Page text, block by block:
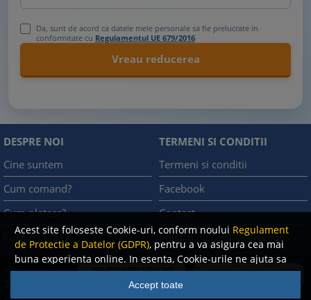
Acest site foloseste Cookie-uri, conform noului Regulament
de Protectie a Datelor (GDPR), pentru a va asigura cea mai
buna experienta online. In esenta, Cookie-urile ne ajuta sa
imbunatatim continutul de pe site, oferindu-va dvs.,
cititorul, o experienta online personalizata si mult mai
Accept toate
Da, sunt de acord ca datele mele personale sa fie prelucrate in
conformitate cu Regulamentul UE 679/2016
DESPRE NOI
Cine suntem
Cum comand?
Cum platesc?
Cum returnez
TERMENI SI CONDITII
Termeni si conditii
Facebook
Contact
Politica de confidentialitate
©